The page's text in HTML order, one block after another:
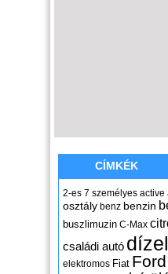
CÍMKÉK
2-es 7 személyes active
osztály benz benzin
buszlimuzin C-Max
családi autó dízel
elektromos Fiat Ford